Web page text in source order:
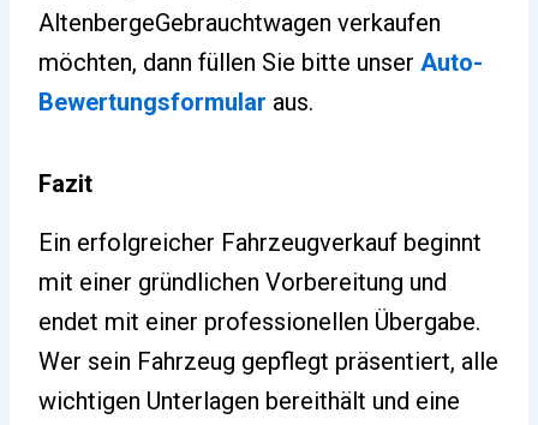
AltenbergeGebrauchtwagen verkaufen
möchten, dann füllen Sie bitte unserAuto-
Bewertungsformular aus.
Fazit
Ein erfolgreicher Fahrzeugverkauf beginnt
mit einer gründlichen Vorbereitung und
endet mit einer professionellen Übergabe.
Wer sein Fahrzeug gepflegt präsentiert, alle
wichtigen Unterlagen bereithält und eine